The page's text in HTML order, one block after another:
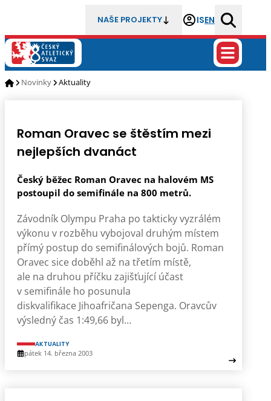
NAŠE PROJEKTY ISEN
Novinky Aktuality
Roman Oravec se štěstím mezi
nejlepších dvanáct
Český běžec Roman Oravec na halovém MS
postoupil do semifinále na 800 metrů.
Závodník Olympu Praha po takticky vyzrálém
výkonu v rozběhu vybojoval druhým místem
přímý postup do semifinálových bojů. Roman
Oravec sice doběhl až na třetím místě,
ale na druhou příčku zajišťující účast
v semifinále ho posunula
diskvalifikace Jihoafričana Sepenga. Oravcův
výsledný čas 1:49,66 byl…
AKTUALITY
pátek 14. března 2003